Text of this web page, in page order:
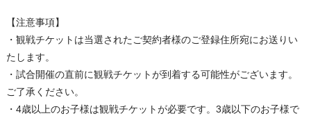
【注意事項】
・観戦チケットは当選されたご契約者様のご登録住所宛にお送りい
たします。
・試合開催の直前に観戦チケットが到着する可能性がございます。
ご了承ください。
・4歳以上のお子様は観戦チケットが必要です。3歳以下のお子様で